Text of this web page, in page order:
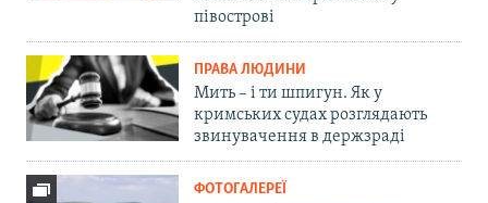
півострові
ПРАВА ЛЮДИНИ
Мить – і ти шпигун. Як у
кримських судах розглядають
звинувачення в держзраді
ФОТОГАЛЕРЕЇ